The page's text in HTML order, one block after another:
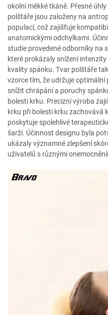
okolní měkké tkáně. Přesné
polštáře jsou založeny na
populací, což zajišťuje
anatomickými odchylkami.
studie provedené odborníky na
které prokázaly snížení
kvality spánku. Tvar polštáře
vzorce tím, že udržuje
snížit chrápání a poruchy
bolesti krku. Precizní výroba
krku při bolesti krku zachovává
poskytuje spolehlivé
šarži. Účinnost designu byla
ukázaly významné zlepšení
uživatelů s různými